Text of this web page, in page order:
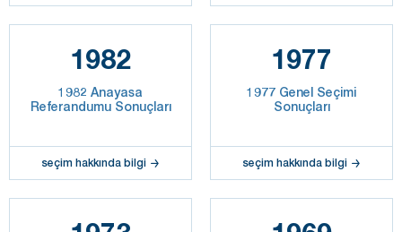
1982
1982 Anayasa
Referandumu Sonuçları
seçim hakkında bilgi
1977
1977 Genel Seçimi
Sonuçları
seçim hakkında bilgi